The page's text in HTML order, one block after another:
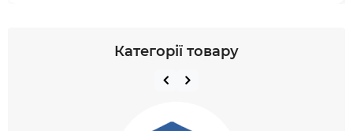
Категорії товару